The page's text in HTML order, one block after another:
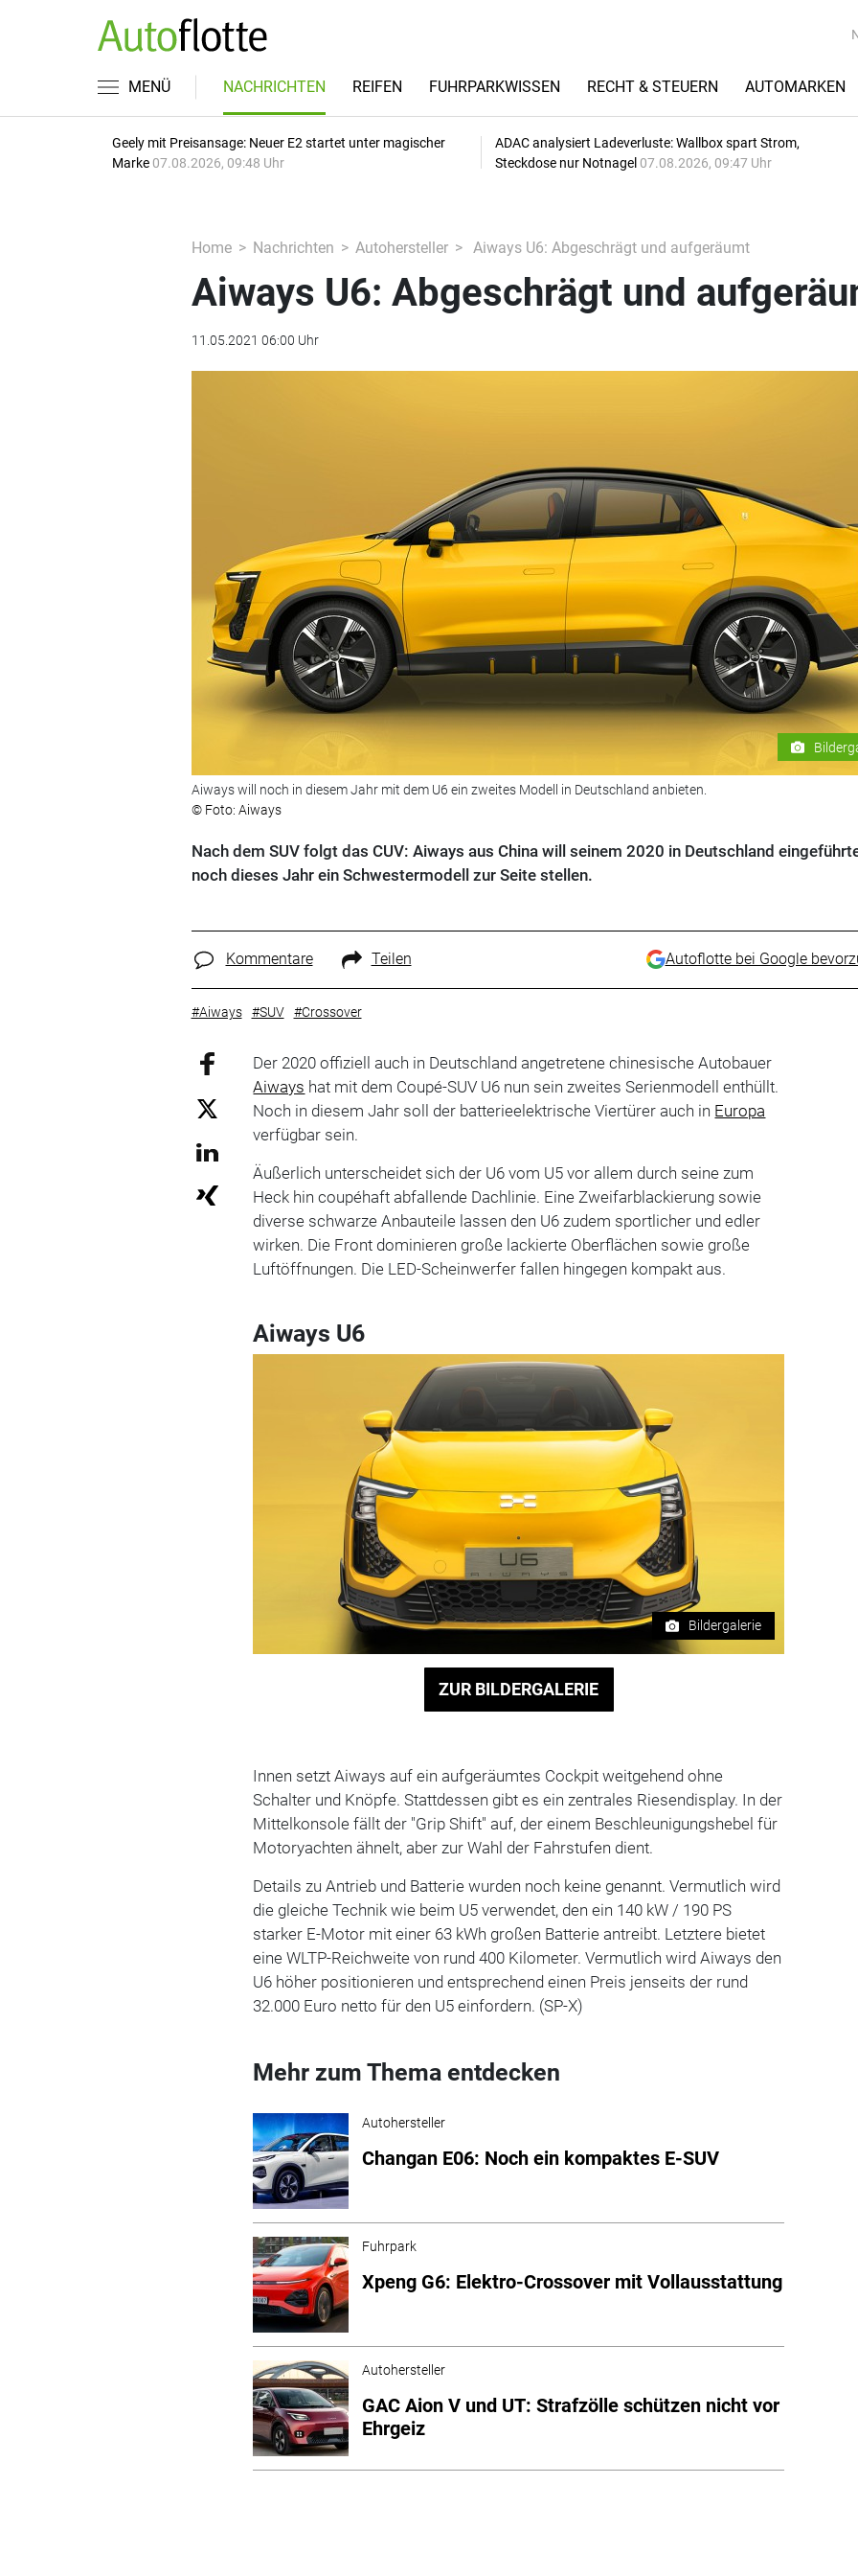
MENÜ NACHRICHTEN REIFEN FUHRPARKWISSEN RECHT & STEUERN AUTOMARKEN
Geely mit Preisansage: Neuer E2 startet unter magischer
Marke 07.08.2026, 09:48 Uhr
ADAC analysiert Ladeverluste: Wallbox spart Strom,
Steckdose nur Notnagel 07.08.2026, 09:47 Uhr
Home Nachrichten Autohersteller Aiways U6: Abgeschrägt und aufgeräumt
Aiways U6: Abgeschrägt und
11.05.2021 06:00 Uhr
Aiways will noch in diesem Jahr mit dem U6 ein zweites Modell in Deutschland anbieten.
© Foto: Aiways
Nach dem SUV folgt das CUV: Aiways aus China will seinem 2020 in Deutschland
noch dieses Jahr ein Schwestermodell zur Seite stellen.
Kommentare Teilen Autoflotte bei Google
#Aiways #SUV #Crossover
Der 2020 offiziell auch in Deutschland angetretene chinesische Autobauer
Aiways hat mit dem Coupé-SUV U6 nun sein zweites Serienmodell enthüllt.
Noch in diesem Jahr soll der batterieelektrische Viertürer auch in Europa
verfügbar sein.
Äußerlich unterscheidet sich der U6 vom U5 vor allem durch seine zum
Heck hin coupéhaft abfallende Dachlinie. Eine Zweifarblackierung sowie
diverse schwarze Anbauteile lassen den U6 zudem sportlicher und edler
wirken. Die Front dominieren große lackierte Oberflächen sowie große
Luftöffnungen. Die LED-Scheinwerfer fallen hingegen kompakt aus.
Aiways U6
Bildergalerie
ZUR BILDERGALERIE
Innen setzt Aiways auf ein aufgeräumtes Cockpit weitgehend ohne
Schalter und Knöpfe. Stattdessen gibt es ein zentrales Riesendisplay. In der
Mittelkonsole fällt der "Grip Shift" auf, der einem Beschleunigungshebel für
Motoryachten ähnelt, aber zur Wahl der Fahrstufen dient.
Details zu Antrieb und Batterie wurden noch keine genannt. Vermutlich wird
die gleiche Technik wie beim U5 verwendet, den ein 140 kW / 190 PS
starker E-Motor mit einer 63 kWh großen Batterie antreibt. Letztere bietet
eine WLTP-Reichweite von rund 400 Kilometer. Vermutlich wird Aiways den
U6 höher positionieren und entsprechend einen Preis jenseits der rund
32.000 Euro netto für den U5 einfordern. (SP-X)
Mehr zum Thema entdecken
Autohersteller
Changan E06: Noch ein kompaktes E-SUV
Fuhrpark
Xpeng G6: Elektro-Crossover mit Vollausstattung
Autohersteller
GAC Aion V und UT: Strafzölle schützen nicht vor
Ehrgeiz